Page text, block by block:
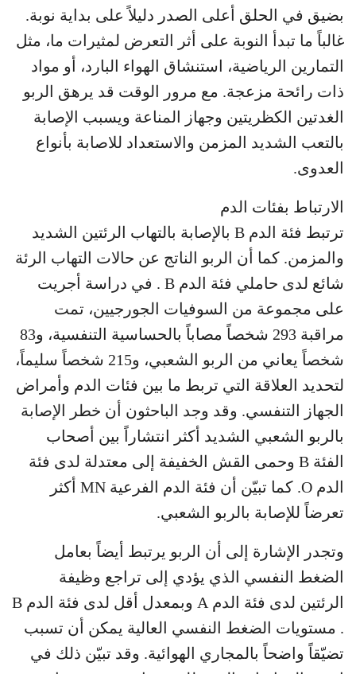
بضيق في الحلق أعلى الصدر دليلاً على بداية نوبة.
غالباً ما تبدأ النوبة على أثر التعرض لمثيرات ما، مثل
التمارين الرياضية، استنشاق الهواء البارد، أو مواد
ذات رائحة مزعجة. مع مرور الوقت قد يرهق الربو
الغدتين الكظريتين وجهاز المناعة ويسبب الإصابة
بالتعب الشديد المزمن والاستعداد للاصابة بأنواع
العدوى.
الارتباط بفئات الدم
ترتبط فئة الدم B بالإصابة بالتهاب الرئتين الشديد
والمزمن. كما أن الربو الناتج عن حالات التهاب الرئة
شائع لدى حاملي فئة الدم B . في دراسة أجريت
على مجموعة من السوفيات الجورجيين، تمت
مراقبة 293 شخصاً مصاباً بالحساسية التنفسية، و83
شخصاً يعاني من الربو الشعبي، و215 شخصاً سليماً،
لتحديد العلاقة التي تربط ما بين فئات الدم وأمراض
الجهاز التنفسي. وقد وجد الباحثون أن خطر الإصابة
بالربو الشعبي الشديد أكثر انتشاراً بين أصحاب
الفئة B وحمى القش الخفيفة إلى معتدلة لدى فئة
الدم O. كما تبيّن أن فئة الدم الفرعية MN أكثر
تعرضاً للإصابة بالربو الشعبي.
وتجدر الإشارة إلى أن الربو يرتبط أيضاً بعامل
الضغط النفسي الذي يؤدي إلى تراجع وظيفة
الرئتين لدى فئة الدم A وبمعدل أقل لدى فئة الدم B
. مستويات الضغط النفسي العالية يمكن أن تسبب
تضيّقاً واضحاً بالمجاري الهوائية. وقد تبيّن ذلك في